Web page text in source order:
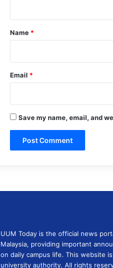
*
Name *
Email *
Save my name, email, and
UUM Today is the official news
Malaysia, providing important
on daily campus life. This website
university authority. All rights